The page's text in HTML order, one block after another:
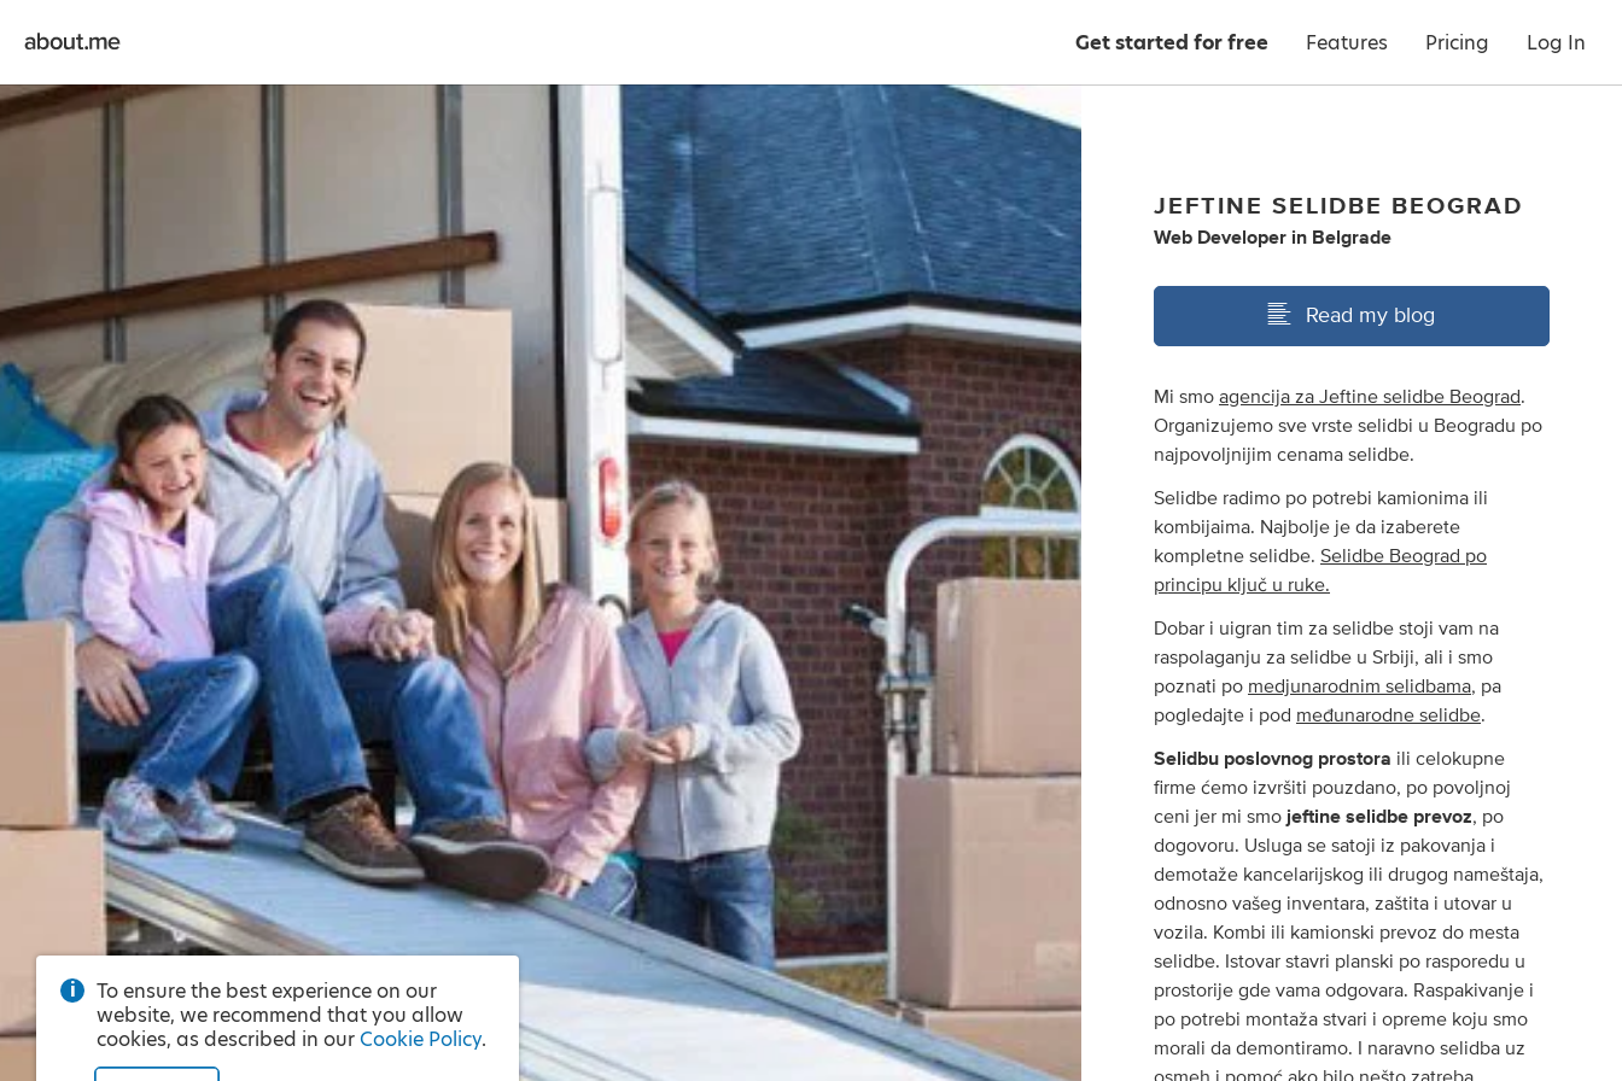
Get started for free Features Pricing Log In
JEFTINE SELIDBE BEOGRAD
Web Developer in Belgrade
Read my blog
Mi smoagencija za Jeftine selidbe Beograd.
Organizujemo sve vrste selidbi u Beogradu po
najpovoljnijim cenama selidbe.
Selidbe radimo po potrebi kamionima ili
kombijaima. Najbolje je da izaberete
kompletne selidbe.Selidbe Beograd po
principu ključ u ruke.
Dobar i uigran tim za selidbe stoji vam na
raspolaganju za selidbe u Srbiji, ali i smo
poznati po medjunarodnim selidbama, pa
pogledajte i pod međunarodne selidbe.
Selidbu poslovnog prostora ili celokupne
firme ćemo izvršiti pouzdano, po povoljnoj
ceni jer mi smo jeftine selidbe prevoz, po
dogovoru. Usluga se satoji iz pakovanja i
demotaže kancelarijskog ili drugog nameštaja,
odnosno vašeg inventara, zaštita i utovar u
vozila. Kombi ili kamionski prevoz do mesta
selidbe. Istovar stavri planski po rasporedu u
prostorije gde vama odgovara. Raspakivanje i
po potrebi montaža stvari i opreme koju smo
morali da demontiramo. I naravno selidba uz
To ensure the best experience on our
website, we recommend that you allow
cookies, as described in our Cookie Policy.